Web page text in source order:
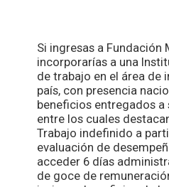
Si ingresas a Fundación
incorporarías a una
de trabajo en el área de
país, con presencia
beneficios entregados a
entre los cuales
Trabajo indefinido a
evaluación de
acceder 6 días
de goce de